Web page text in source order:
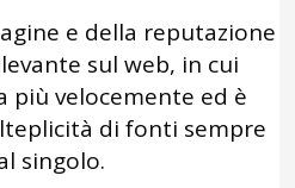
e della reputazione
sul web, in cui
più velocemente ed è
di fonti sempre
singolo.